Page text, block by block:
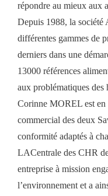
répondre au mieux aux
Depuis 1988, la société
différentes gammes de
derniers dans une
13000 références
aux problématiques des
Corinne MOREL est en
commercial des deux
conformité adaptés à
LACentrale des CHR
entreprise à mission
l’environnement et a